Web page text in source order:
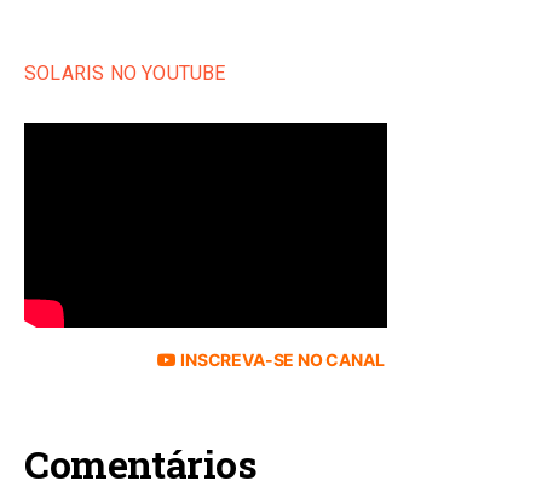
SOLARIS NO YOUTUBE
INSCREVA-SE NO CANAL
Comentários